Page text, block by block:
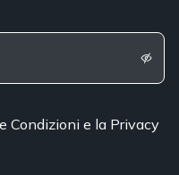
Condizioni e la Privacy